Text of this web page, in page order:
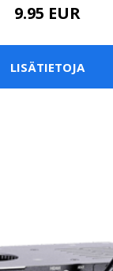
9.95 EUR
LISÄTIETOJA